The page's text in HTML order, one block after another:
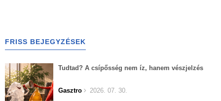
FRISS BEJEGYZÉSEK
Tudtad? A csípősség nem íz, hanem vészjelzés
Gasztro 2026. 07. 30.